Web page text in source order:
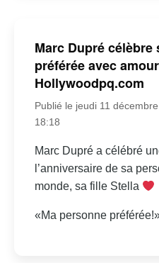
Marc Dupré célèbre
préférée avec
Hollywoodpq.com
Publié le jeudi 11
18:18
Marc Dupré a célébré
l’anniversaire de sa
monde, sa fille Stella
«Ma personne